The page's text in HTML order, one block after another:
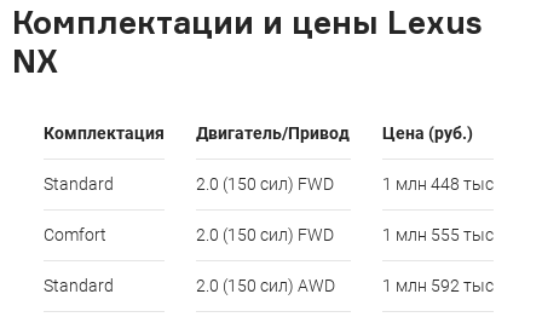
Комплектации и цены Lexus
NX
Комплектация Двигатель/Привод Цена (руб.)
Standard 2.0 (150 сил) FWD 1 млн 448 тыс
Comfort 2.0 (150 сил) FWD 1 млн 555 тыс
Standard 2.0 (150 сил) AWD 1 млн 592 тыс